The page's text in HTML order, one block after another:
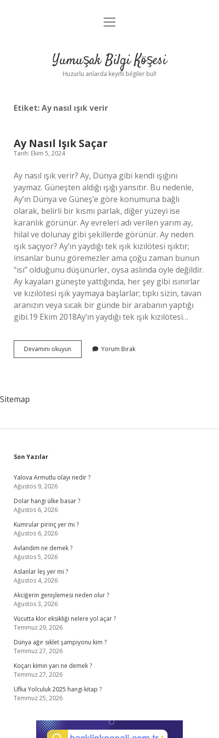
Anasayfa
Yasal Uyarı
menüyü
Yumuşak Bilgi Köşesi
Huzurlu anlarda keyifli bilgiler bul!
Etiket:Ay nasıl ışık verir
Ay Nasıl Işık Saçar
Tarih: Ekim 5, 2024
Ay nasıl ışık verir? Ay, Dünya gibi kendi ışığını
yaymaz. Güneşten aldığı ışığı yansıtır. Bu nedenle,
Ay’ın Dünya ve Güneş’e göre konumuna bağlı
olarak, belirli bir kısmı parlak, diğer yüzeyi ise
karanlık görünür. Ay evreleri adı verilen yarım ay,
hilal ve dolunay gibi şekillerde görünür. Ay neden
ışık saçıyor? Ay’ın yaydığı tek ışık kızılötesi ışıktır;
insanlar bunu göremezler ama çoğu zaman bunun
“ısı” olduğunu düşünürler, oysa aslında öyle değildir.
Ay kayaları güneşte yattığında, her şey gibi ısınırlar
ve kızılötesi ışık yaymaya başlarlar; tıpkı sizin, tavan
aranızın veya sıcak bir günde bir arabanın yaptığı
gibi.19 Ekim 2018Ay’ın yaydığı tek ışık kızılötesi…
Devamını okuyun
Nasıl
Yorum Bırak
Sitemap
Sidebar
Son Yazılar
Yalova Armutlu olayı nedir ?
Ağustos 9, 2026
Dolar hangi ülke basar ?
Ağustos 6, 2026
Kumrular pirinç yer mi ?
Ağustos 6, 2026
Avlandım ne demek ?
Ağustos 5, 2026
Aslanlar leş yer mi ?
Ağustos 4, 2026
Akciğerin genişlemesi neden olur ?
Ağustos 3, 2026
Vücutta klor eksikliği nelere yol açar ?
Temmuz 29, 2026
Dünya ağır sıklet şampiyonu kim ?
Temmuz 27, 2026
Koçari kimin yarı ne demek ?
Temmuz 27, 2026
Ufka Yolculuk 2025 hangi kitap ?
Temmuz 25, 2026